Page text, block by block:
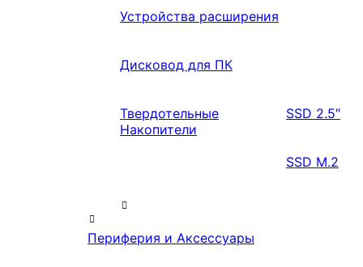
Устройства расширения
Дисковод для ПК
Твердотельные
Накопители
SSD 2.5″
SSD M.2
Периферия и Аксессуары